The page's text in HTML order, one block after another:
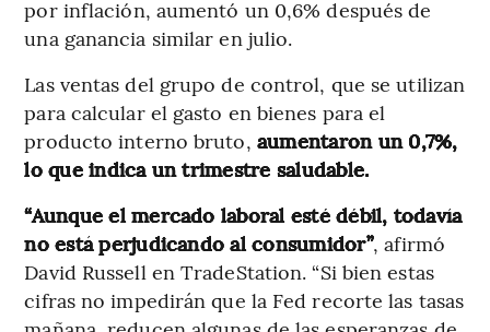
por inflación, aumentó un 0,6% después de
una ganancia similar en julio.
Las ventas del grupo de control, que se utilizan
para calcular el gasto en bienes para el
producto interno bruto, aumentaron un 0,7%,
lo que indica un trimestre saludable.
“Aunque el mercado laboral esté débil, todavía
no está perjudicando al consumidor”, afirmó
David Russell en TradeStation. “Si bien estas
cifras no impedirán que la Fed recorte las tasas